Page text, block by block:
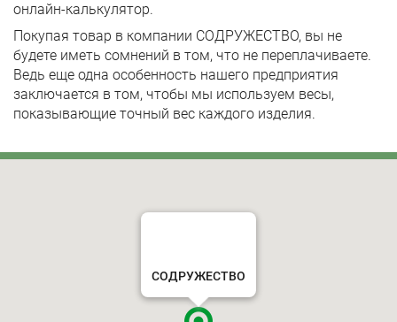
онлайн-калькулятор.
Покупая товар в компании СОДРУЖЕСТВО, вы не
будете иметь сомнений в том, что не переплачиваете.
Ведь еще одна особенность нашего предприятия
заключается в том, чтобы мы используем весы,
показывающие точный вес каждого изделия.
СОДРУЖЕСТВО